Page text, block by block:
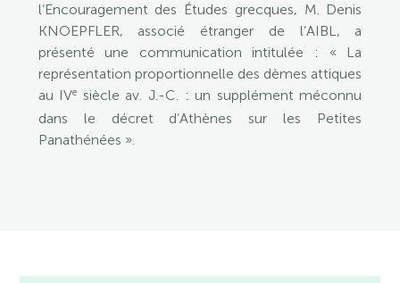
l’Encouragement des Études grecques, M. Denis
KNOEPFLER, associé étranger de l’AIBL, a
présenté une communication intitulée : « La
représentation proportionnelle des dèmes attiques
au IVe siècle av. J.-C. : un supplément méconnu
dans le décret d’Athènes sur les Petites
Panathénées ».